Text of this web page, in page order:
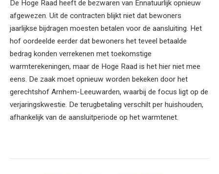
De Hoge Raad heeft de bezwaren van Ennatuurlijk opnieuw
afgewezen. Uit de contracten blijkt niet dat bewoners
jaarlijkse bijdragen moesten betalen voor de aansluiting. Het
hof oordeelde eerder dat bewoners het teveel betaalde
bedrag konden verrekenen met toekomstige
warmterekeningen, maar de Hoge Raad is het hier niet mee
eens. De zaak moet opnieuw worden bekeken door het
gerechtshof Arnhem-Leeuwarden, waarbij de focus ligt op de
verjaringskwestie. De terugbetaling verschilt per huishouden,
afhankelijk van de aansluitperiode op het warmtenet.